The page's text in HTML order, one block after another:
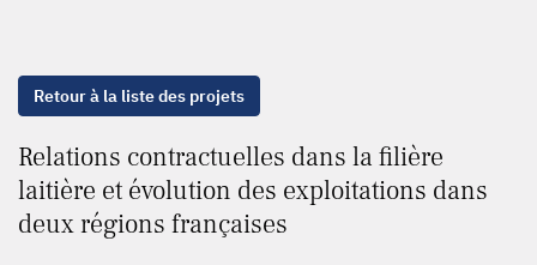
Retour à la liste des projets
Relations contractuelles dans la filière
laitière et évolution des exploitations dans
deux régions françaises